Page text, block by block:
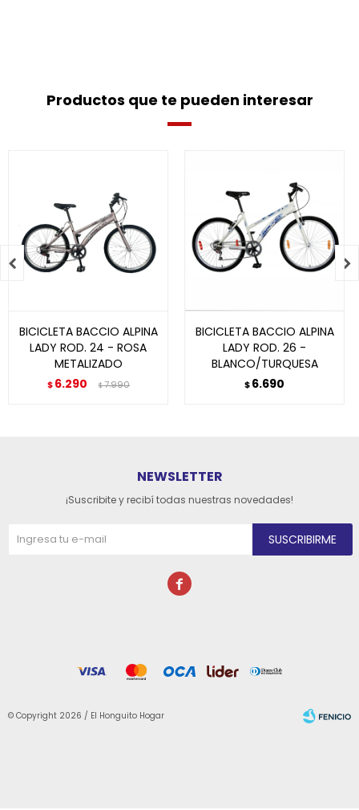
Productos que te pueden interesar
BICICLETA BACCIO ALPINA
LADY ROD. 24 - ROSA
METALIZADO
$ 6.290 $7.990
BICICLETA BACCIO ALPINA
LADY ROD. 26 -
BLANCO/TURQUESA
$6.690
 
NEWSLETTER
¡Suscribite y recibí todas nuestras novedades!
SUSCRIBIRME

© Copyright 2026 / El Honguito Hogar